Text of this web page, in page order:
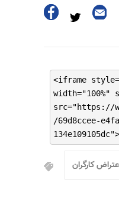
<iframe
width="100%"
src="https://
/69d8ccee-
کارگران